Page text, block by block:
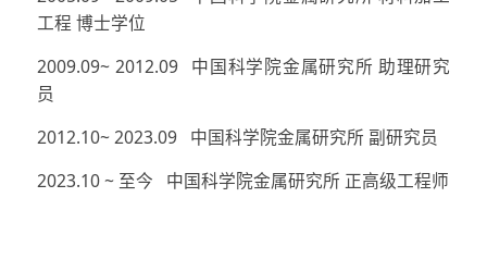
工程 博士学位
2009.09~ 2012.09 中国科学院金属研究所 助理研究
员
2012.10~ 2023.09 中国科学院金属研究所 副研究员
2023.10 ~ 至今 中国科学院金属研究所 正高级工程师